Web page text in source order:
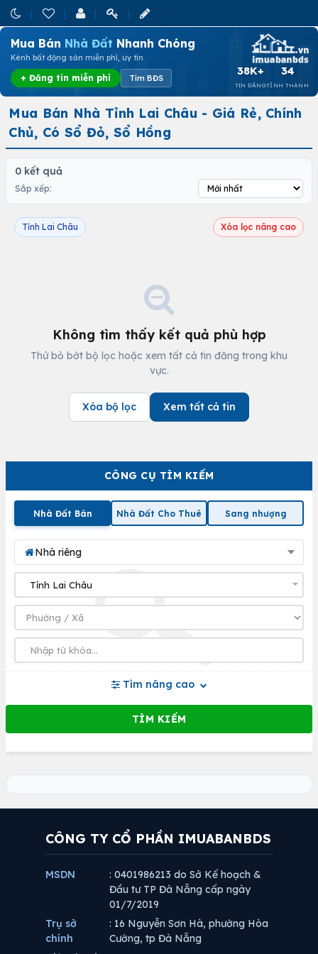
Mua Bán Nhà Đất Nhanh Chóng
Kênh bất động sản miễn phí, uy tín
+ Đăng tin miễn phí Tìm BĐS
38K+
TIN ĐĂNG
34
TỈNH THÀNH
CÔNG CỤ TÌM KIẾM
Nhà Đất Bán Nhà Đất Cho Thuê Sang nhượng
Nhà riêng
Tìm nâng cao
Mua Bán Nhà Tỉnh Lai Châu - Giá Rẻ, Chính
Chủ, Có Sổ Đỏ, Sổ Hồng
0 kết quả
Sắp xếp:
Tỉnh Lai Châu Xóa lọc nâng cao
Không tìm thấy kết quả phù hợp
Thử bỏ bớt bộ lọc hoặc xem tất cả tin đăng trong khu
vực.
Xóa bộ lọc Xem tất cả tin
CÔNG TY CỔ PHẦN IMUABANBDS
MSDN
: 0401986213 do Sở Kế hoạch &
Đầu tư TP Đà Nẵng cấp ngày
01/7/2019
Trụ sở
chính
: 16 Nguyễn Sơn Hà, phường Hòa
Cường, tp Đà Nẵng